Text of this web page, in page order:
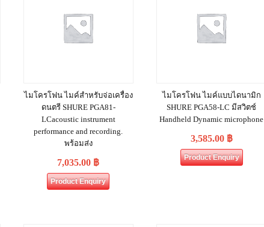
ไมโครโฟน ไมค์สำหรับจ่อเครื่อง
ดนตรี SHURE PGA81-
LCacoustic instrument
performance and recording.
พร้อมส่ง
7,035.00 ฿
Product Enquiry
ไมโครโฟน ไมค์แบบไดนามิก
SHURE PGA58-LC มีสวิตช์
Handheld Dynamic microphone
3,585.00 ฿
Product Enquiry